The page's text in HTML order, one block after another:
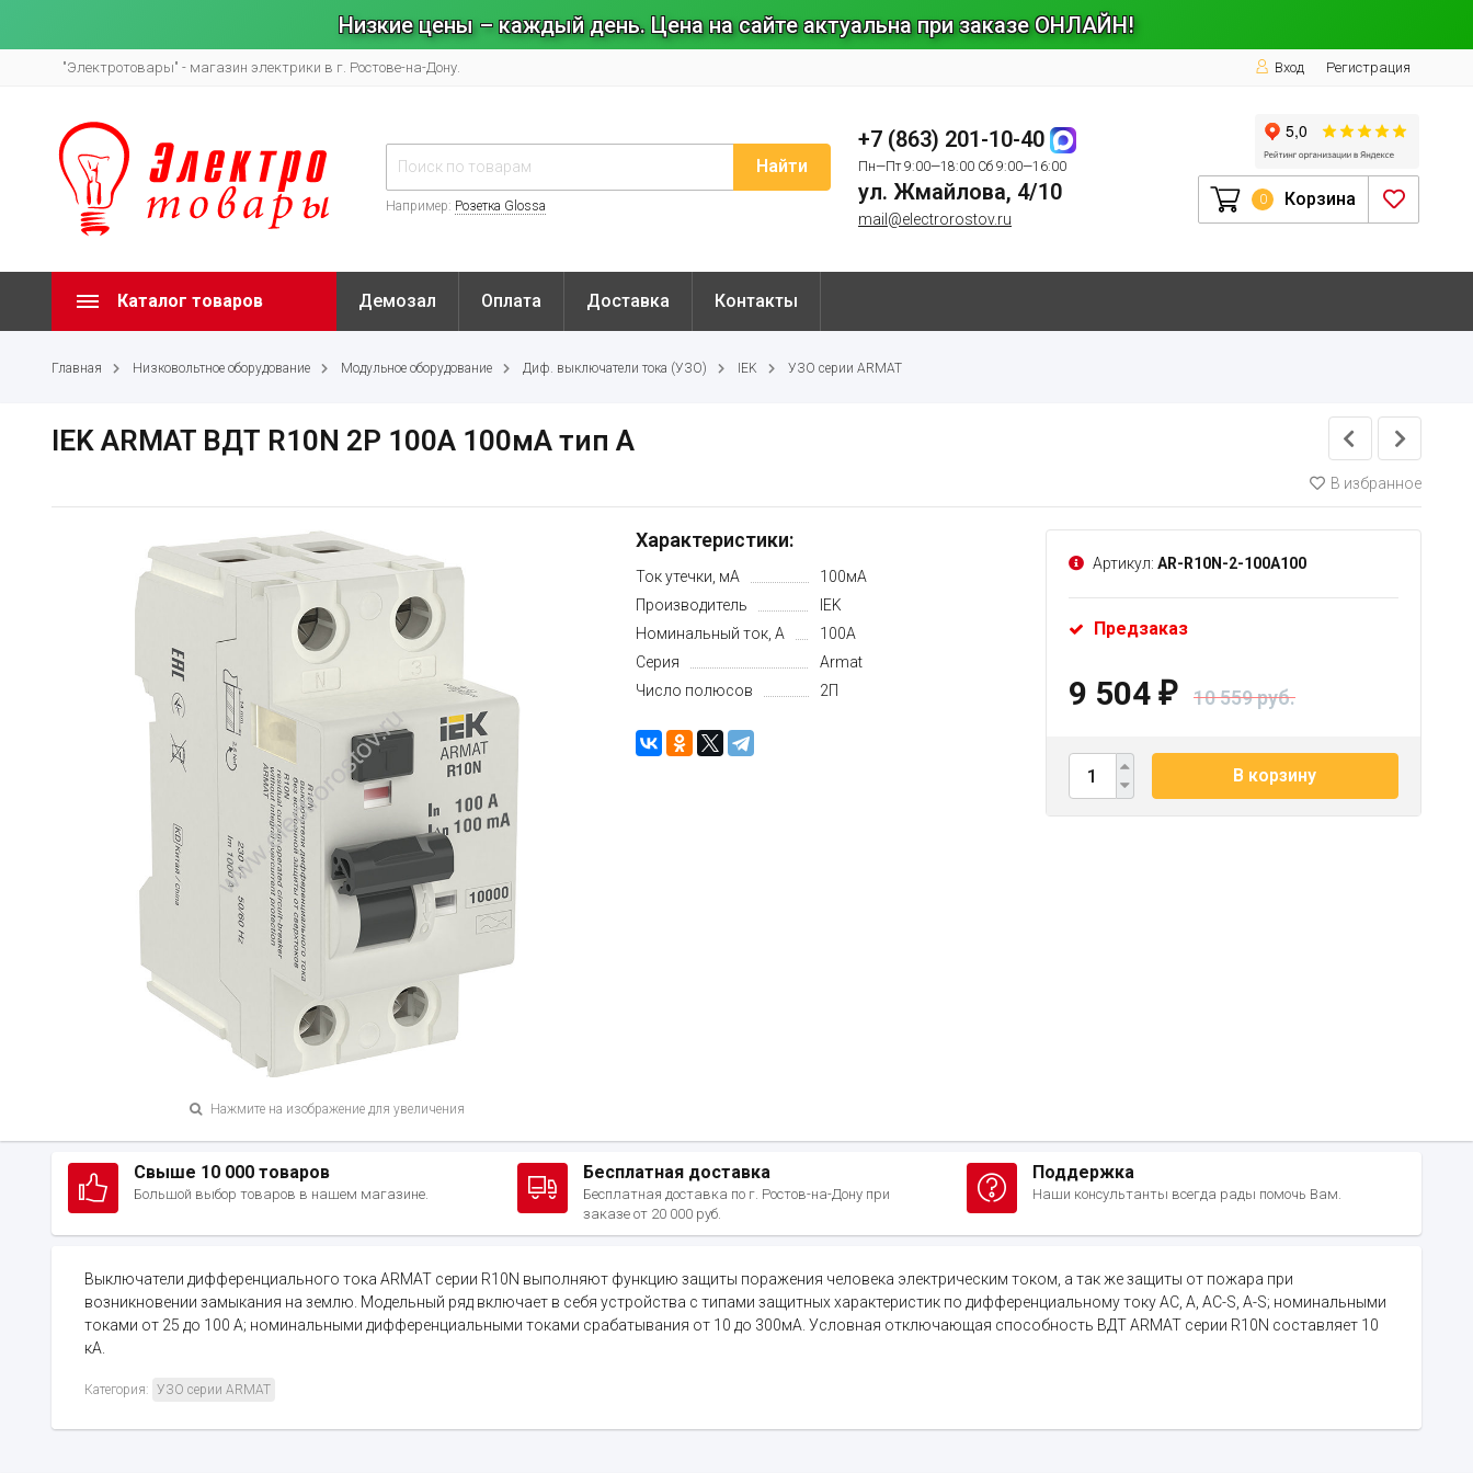
Низкие цены – каждый день. Цена на сайте актуальна при заказе ОНЛАЙН!
"Электротовары" - магазин электрики в г. Ростове-на-Дону. Вход Регистрация
Найти
Например: Розетка Glossa
+7 (863) 201-10-40
Пн—Пт 9:00—18:00 Сб 9:00—16:00
ул. Жмайлова, 4/10
mail@electrorostov.ru
0 Корзина
Каталог товаров Демозал Оплата Доставка Контакты
Главная Низковольтное оборудование Модульное оборудование Диф. выключатели тока (УЗО) IEK УЗО серии ARMAT
IEK ARMAT ВДТ R10N 2P 100А 100мА тип A
В избранное
Нажмите на изображение для увеличения
Характеристики:
Ток утечки, мА
100мА
Производитель
IEK
Номинальный ток, А
100А
Серия
Armat
Число полюсов
2П
Артикул: AR-R10N-2-100A100
Предзаказ
9 504 ₽ 10 559 руб.
В корзину
Свыше 10 000 товаров
Большой выбор товаров в нашем магазине.
Бесплатная доставка
Бесплатная доставка по г. Ростов-на-Дону при
заказе от 20 000 руб.
Поддержка
Наши консультанты всегда рады помочь Вам.
Выключатели дифференциального тока ARMAT серии R10N выполняют функцию защиты поражения человека электрическим током, а так же защиты от пожара при
возникновении замыкания на землю. Модельный ряд включает в себя устройства с типами защитных характеристик по дифференциальному току AC, A, AC-S, A-S; номинальными
токами от 25 до 100 А; номинальными дифференциальными токами срабатывания от 10 до 300мА. Условная отключающая способность ВДТ ARMAT серии R10N составляет 10
кА.
Категория: УЗО серии ARMAT